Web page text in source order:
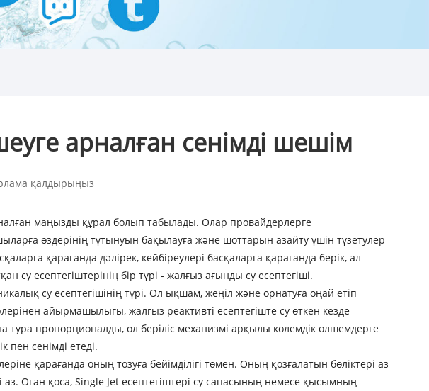
арналған сенімді шешім
қалдырыңыз
маңызды құрал болып табылады. Олар провайдерлерге
өздерінің тұтынуын бақылауға және шоттарын азайту үшін түзетулер
қарағанда дәлірек, кейбіреулері басқаларға қарағанда берік, ал
су есептегіштерінің бір түрі - жалғыз ағынды су есептегіші.
су есептегішінің түрі. Ол ықшам, жеңіл және орнатуға оңай етіп
айырмашылығы, жалғыз реактивті есептегіште су өткен кезде
пропорционалды, ол беріліс механизмі арқылы көлемдік өлшемдерге
сенімді етеді.
қарағанда оның тозуға бейімділігі төмен. Оның қозғалатын бөліктері аз
Оған қоса, Single Jet есептегіштері су сапасының немесе қысымның